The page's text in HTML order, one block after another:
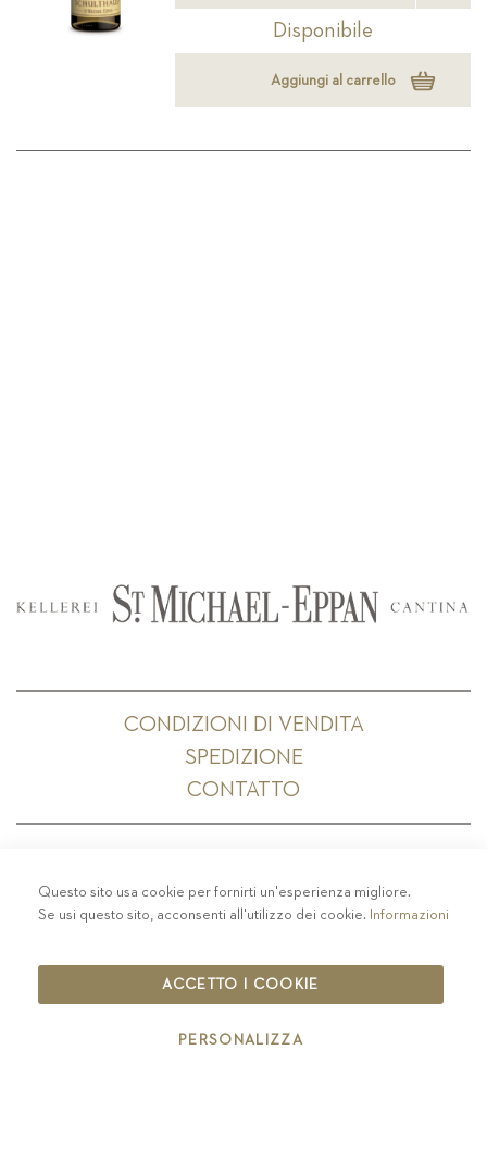
Disponibile
Aggiungi al carrello
CONDIZIONI DI VENDITA
SPEDIZIONE
CONTATTO
PRIVACY-COLOPHON - COOKIE POLICY
CODICE ETICO
IT00126670215
Questo sito usa cookie per fornirti un'esperienza migliore.
Se usi questo sito, acconsenti all'utilizzo dei cookie. Informazioni
ACCETTO I COOKIE
PERSONALIZZA